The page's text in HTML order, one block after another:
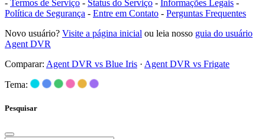
- Termos de Serviço - Status do Serviço - Informações Legais -
Política de Segurança - Entre em Contato - Perguntas Frequentes
Novo usuário? Visite a página inicial ou leia nosso guia do usuário
Agent DVR
Comparar: Agent DVR vs Blue Iris · Agent DVR vs Frigate
Tema:
Pesquisar